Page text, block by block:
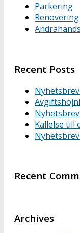
Parkering
Renovering
Recent Posts
Nyhetsbrev
Nyhetsbrev
Kallelse till
Nyhetsbrev
Recent
Archives